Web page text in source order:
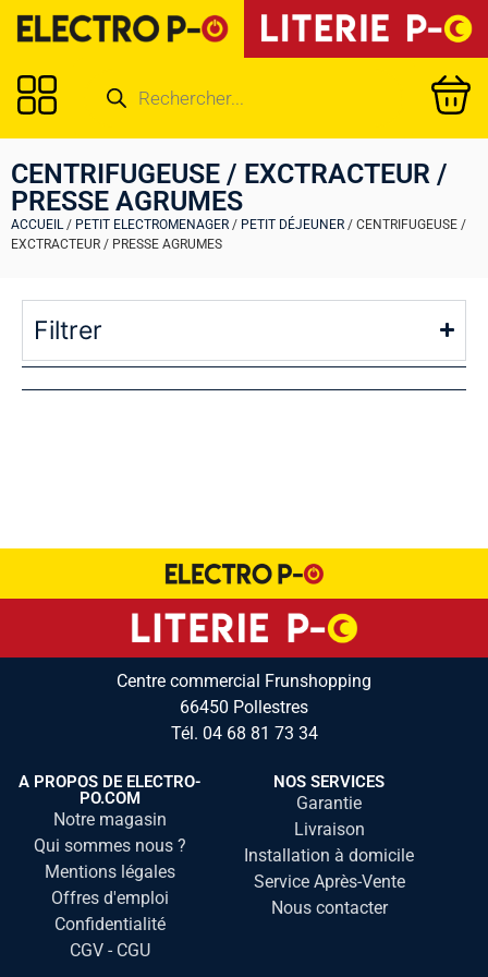
CENTRIFUGEUSE / EXCTRACTEUR /
PRESSE AGRUMES
ACCUEIL / PETIT ELECTROMENAGER / PETIT DÉJEUNER / CENTRIFUGEUSE /
EXCTRACTEUR / PRESSE AGRUMES
Filtrer
Centre commercial Frunshopping
66450 Pollestres
Tél. 04 68 81 73 34
A PROPOS DE ELECTRO-
PO.COM
Notre magasin
Qui sommes nous ?
Mentions légales
Offres d'emploi
Confidentialité
CGV - CGU
NOS SERVICES
Garantie
Livraison
Installation à domicile
Service Après-Vente
Nous contacter